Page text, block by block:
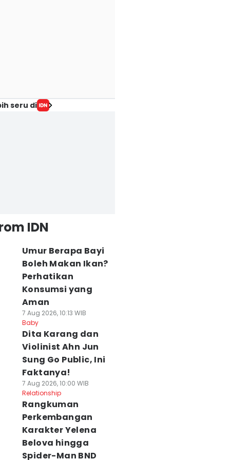
seru di
IDN
Umur Berapa Bayi
Boleh Makan Ikan?
Perhatikan
Konsumsi yang
Aman
7 Aug 2026, 10:13 WIB
Baby
Dita Karang dan
Violinist Ahn Jun
Sung Go Public, Ini
Faktanya!
7 Aug 2026, 10:00 WIB
Relationship
Rangkuman
Perkembangan
Karakter Yelena
Belova hingga
Spider-Man BND